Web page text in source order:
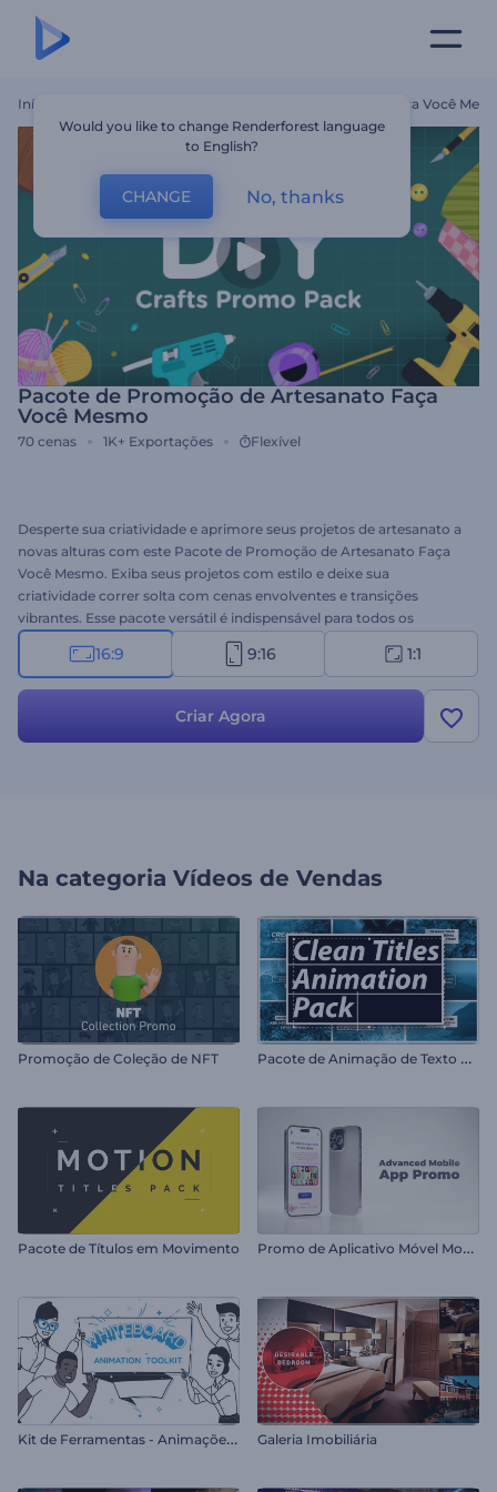
Início Pacote De Promoção De Artesanato Faça Você
Pacote de Promoção de Artesanato Faça
Você Mesmo
70 cenas 1K+ Exportações Flexível
Desperte sua criatividade e aprimore seus projetos de artesanato a
novas alturas com este Pacote de Promoção de Artesanato Faça
Você Mesmo. Exiba seus projetos com estilo e deixe sua
criatividade correr solta com cenas envolventes e transições
vibrantes. Esse pacote versátil é indispensável para todos os
entusiastas de DIY e empresas de artesanato, permitindo que você
crie conteúdo único e cativante em poucos minutos. Selecione as
promocionais, escolha uma música de fundo em nossa Biblioteca
de Música ou faça o upload de sua narração. Experimente agora
16:9 9:16 1:1
Criar Agora
Na categoria Vídeos de Vendas
Promoção de Coleção de NFT P
acote de Animação de Texto Clean
Pacote de Títulos em Movimento P
romo de Aplicativo Móvel Moderno
K
it de Ferramentas - Animações Whiteboard Galeria Imobiliária
Would you like to change Renderforest language
to English?
CHANGE No, thanks